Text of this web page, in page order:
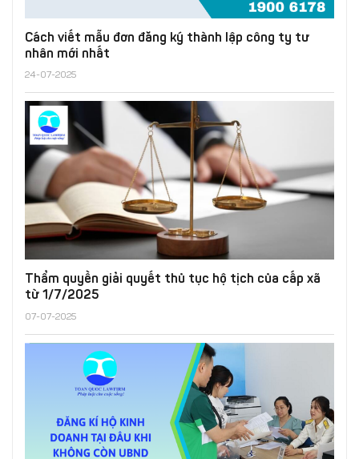
Cách viết mẫu đơn đăng ký thành lập công ty tư
nhân mới nhất
24-07-2025
Thẩm quyền giải quyết thủ tục hộ tịch của cấp xã
từ 1/7/2025
07-07-2025